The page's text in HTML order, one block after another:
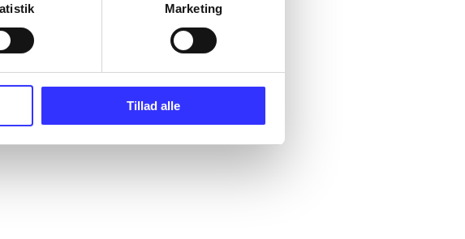
Marketing
Tillad alle